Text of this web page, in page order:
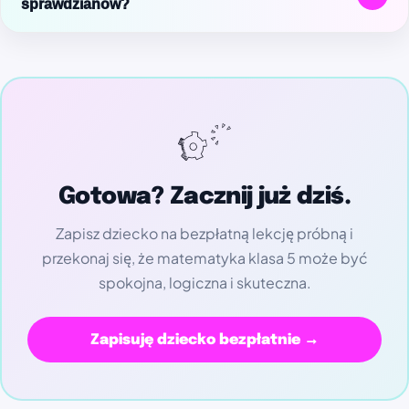
sprawdzianów?
Gotowa? Zacznij już dziś.
Zapisz dziecko na bezpłatną lekcję próbną i
przekonaj się, że matematyka klasa 5 może być
spokojna, logiczna i skuteczna.
Zapisuję dziecko bezpłatnie →